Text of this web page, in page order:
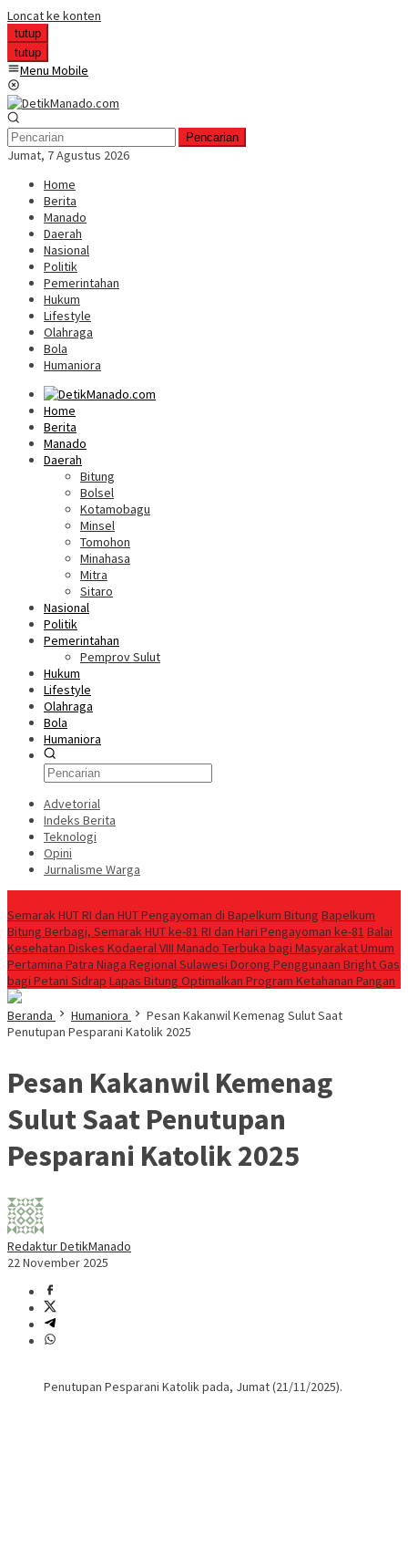
Loncat ke konten
tutup
tutup
Menu Mobile
Pencarian
Jumat, 7 Agustus 2026
Home
Berita
Manado
Daerah
Nasional
Politik
Pemerintahan
Hukum
Lifestyle
Olahraga
Bola
Humaniora
Home
Berita
Manado
Daerah
Bitung
Bolsel
Kotamobagu
Minsel
Tomohon
Minahasa
Mitra
Sitaro
Nasional
Politik
Pemerintahan
Pemprov Sulut
Hukum
Lifestyle
Olahraga
Bola
Humaniora
Advetorial
Indeks Berita
Teknologi
Opini
Jurnalisme Warga
Semarak HUT RI dan HUT Pengayoman di Bapelkum Bitung ‎Bapelkum
Bitung Berbagi, Semarak HUT ke-81 RI dan Hari Pengayoman ke-81 Balai
Kesehatan Diskes Kodaeral VIII Manado Terbuka bagi Masyarakat Umum
Pertamina Patra Niaga Regional Sulawesi Dorong Penggunaan Bright Gas
bagi Petani Sidrap Lapas Bitung Optimalkan Program Ketahanan Pangan
Beranda Humaniora
Pesan Kakanwil Kemenag Sulut Saat
Penutupan Pesparani Katolik 2025
Pesan Kakanwil Kemenag
Sulut Saat Penutupan
Pesparani Katolik 2025
Redaktur DetikManado
22 November 2025
Penutupan Pesparani Katolik pada, Jumat (21/11/2025).